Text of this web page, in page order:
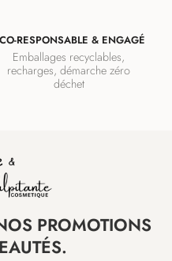
RESPONSABLE & ENGAGÉ
Emballages recyclables,
recharges, démarche zéro
déchet
PROMOTIONS